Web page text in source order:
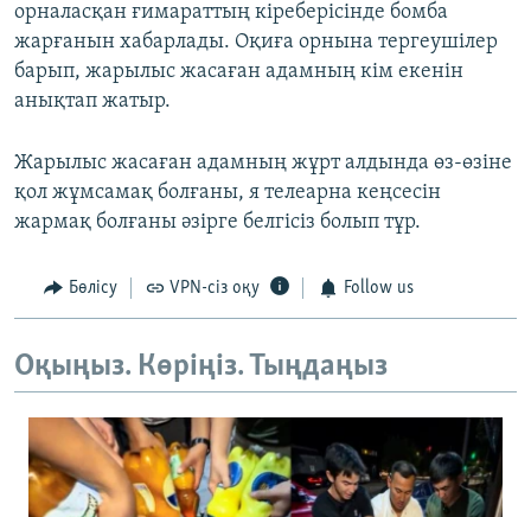
орналасқан ғимараттың кіреберісінде бомба
жарғанын хабарлады. Оқиға орнына тергеушілер
барып, жарылыс жасаған адамның кім екенін
анықтап жатыр.
Жарылыс жасаған адамның жұрт алдында өз-өзіне
қол жұмсамақ болғаны, я телеарна кеңсесін
жармақ болғаны әзірге белгісіз болып тұр.
Бөлісу VPN-сіз оқу Follow us
Оқыңыз. Көріңіз. Тыңдаңыз